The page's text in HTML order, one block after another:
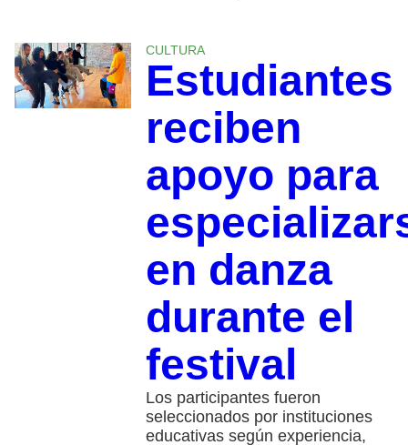
CULTURA
Estudiantes
reciben
apoyo para
en danza
durante el
festival
Los participantes fueron
seleccionados por instituciones
educativas según experiencia,